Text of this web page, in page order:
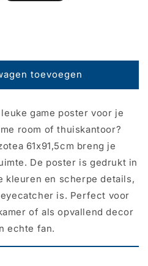
toevoegen
game poster voor je
room of thuiskantoor?
61x91,5cm breng je
De poster is gedrukt in
kleuren en scherpe details,
is. Perfect voor
of als opvallend decor
echte fan.